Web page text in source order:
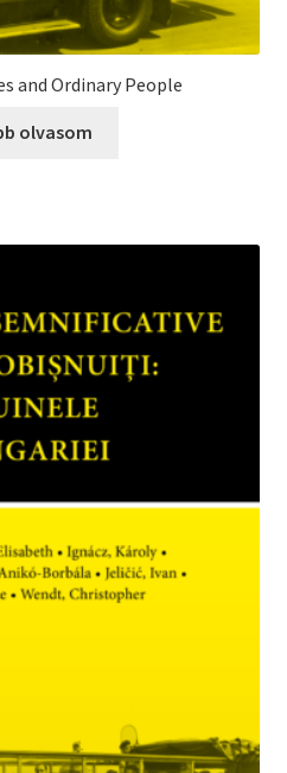
and Ordinary People
olvasom